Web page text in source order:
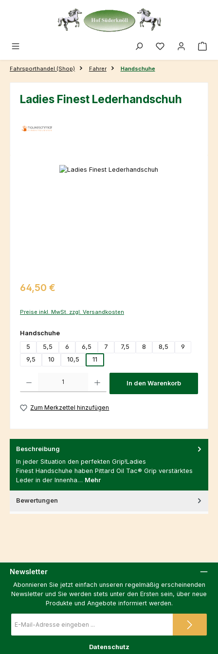
Zum Hauptinhalt springen
Fahrsporthandel (Shop) Fahrer Handschuhe
Ladies Finest Lederhandschuh
Bildergalerie überspringen
Regulärer Preis:
64,50 €
Preise inkl. MwSt. zzgl. Versandkosten
Handschuheauswählen
5
5,5 6 6,5 7 7,5 8 8,5
9
9,5
10 10,5 11
Produkt Anzahl: Gib den gewünschten Wert ein oder benutze die
In den Warenkorb
Zum Merkzettel hinzufügen
Beschreibung
In jeder Situation den perfekten Grip!Ladies
Finest Handschuhe haben Pittard Oil Tac® Grip verstärktes
Leder in der Innenha… Mehr
Bewertungen
Newsletter
Abonnieren Sie jetzt einfach unseren regelmäßig erscheinenden
Newsletter und Sie werden stets unter den Ersten sein, über neue
Produkte und Angebote informiert werden.
Mail-
Adresse
Datenschutz